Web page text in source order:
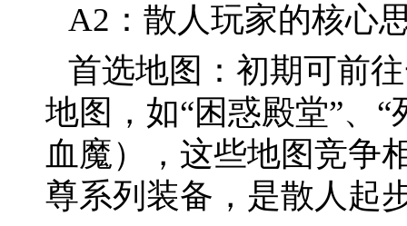
A2：散人玩家的核心
首选地图：初期可前
地图，如“困惑殿堂”、
血魔），这些地图竞争
尊系列装备，是散人起